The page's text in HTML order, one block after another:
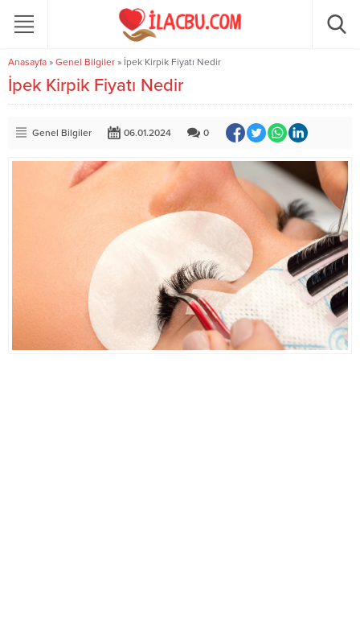
Anasayfa » Genel Bilgiler » İpek Kirpik Fiyatı Nedir
İpek Kirpik Fiyatı Nedir
Genel Bilgiler 06.01.2024 0